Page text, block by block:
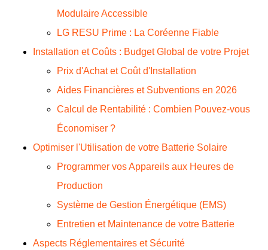
Modulaire Accessible
LG RESU Prime : La Coréenne Fiable
Installation et Coûts : Budget Global de votre Projet
Prix d'Achat et Coût d'Installation
Aides Financières et Subventions en 2026
Calcul de Rentabilité : Combien Pouvez-vous
Économiser ?
Optimiser l'Utilisation de votre Batterie Solaire
Programmer vos Appareils aux Heures de
Production
Système de Gestion Énergétique (EMS)
Entretien et Maintenance de votre Batterie
Aspects Réglementaires et Sécurité